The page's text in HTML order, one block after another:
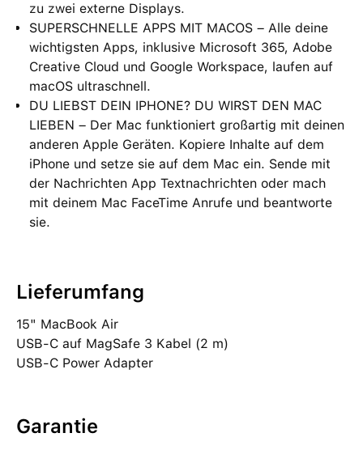
zu zwei externe Displays.
SUPERSCHNELLE APPS MIT MACOS – Alle deine
wichtigsten Apps, inklusive Microsoft 365, Adobe
Creative Cloud und Google Workspace, laufen auf
macOS ultraschnell.
DU LIEBST DEIN IPHONE? DU WIRST DEN MAC
LIEBEN – Der Mac funktioniert großartig mit deinen
anderen Apple Geräten. Kopiere Inhalte auf dem
iPhone und setze sie auf dem Mac ein. Sende mit
der Nachrichten App Textnachrichten oder mach
mit deinem Mac FaceTime Anrufe und beantworte
sie.
Lieferumfang
15" MacBook Air
USB‑C auf MagSafe 3 Kabel (2 m)
USB‑C Power Adapter
Garantie